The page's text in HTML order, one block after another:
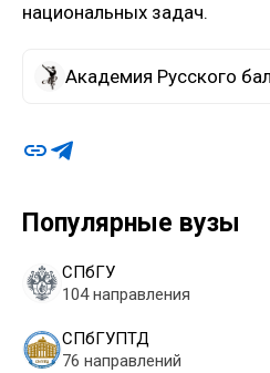
Популярные вузы
СПбГУ
104 направления
СПбГУПТД
76 направлений
национальных задач.